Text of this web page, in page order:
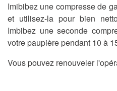
Imibibez une compresse de
et utilisez-la pour bien
Imbibez une seconde
votre paupière pendant 10 à
Vous pouvez renouveler